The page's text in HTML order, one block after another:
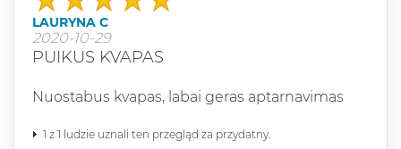
LAURYNA C
2020-10-29
PUIKUS KVAPAS
Nuostabus kvapas, labai geras aptarnavimas
1 z 1 ludzie uznali ten przegląd za przydatny.